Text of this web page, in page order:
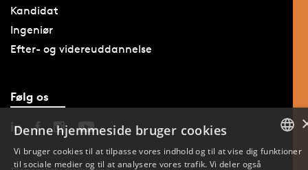
Kandidat
Ingeniør
Efter- og videreuddannelse
Følg os
Denne hjemmeside bruger cookies
Vi bruger cookies til at tilpasse vores indhold og til at vise dig funktioner
til sociale medier og til at analysere vores trafik. Vi deler også